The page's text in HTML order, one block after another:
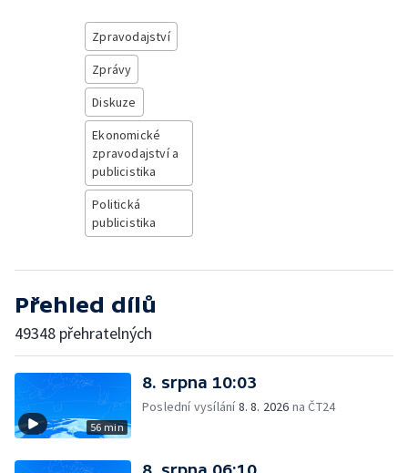
Zpravodajství
Zprávy
Diskuze
Ekonomické
zpravodajství a
publicistika
Politická
publicistika
Přehled dílů
49348 přehratelných
56 min
8. srpna 10:03
Poslední vysílání8. 8. 2026 na ČT24